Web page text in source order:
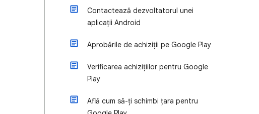
Contactează dezvoltatorul unei
aplicații Android
Aprobările de achiziții pe Google Play
Verificarea achizițiilor pentru Google
Play
Află cum să-ți schimbi țara pentru